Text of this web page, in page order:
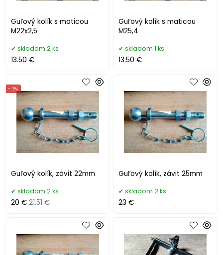
Guľový kolík s maticou
M22x2,5
skladom 2 ks
13.50 €
Guľový kolík s maticou
M25,4
skladom 1 ks
13.50 €
Guľový kolík, závit 22mm
- 7%
skladom 2 ks
20 € 21.51 €
Guľový kolík, závit 25mm
skladom 2 ks
23 €